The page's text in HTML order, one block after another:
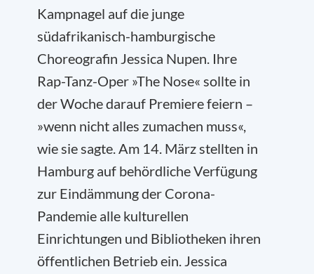
Kampnagel auf die junge
südafrikanisch-hamburgische
Choreografin Jessica Nupen. Ihre
Rap-Tanz-Oper »The Nose« sollte in
der Woche darauf Premiere feiern –
»wenn nicht alles zumachen muss«,
wie sie sagte. Am 14. März stellten in
Hamburg auf behördliche Verfügung
zur Eindämmung der Corona-
Pandemie alle kulturellen
Einrichtungen und Bibliotheken ihren
öffentlichen Betrieb ein. Jessica